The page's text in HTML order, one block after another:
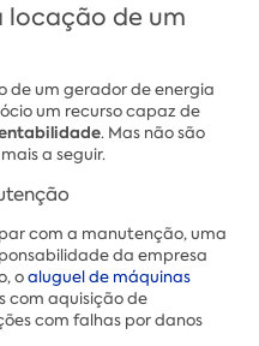
locação de um
de um gerador de energia
um recurso capaz de
. Mas não são
a seguir.
com a manutenção, uma
da empresa
oaluguel de máquinas
com aquisição de
com falhas por danos